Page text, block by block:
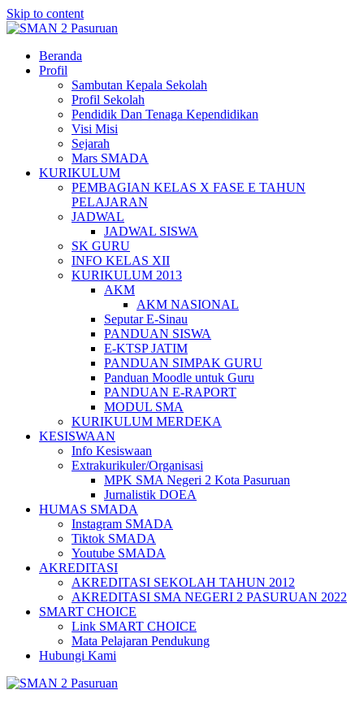
Skip to content
Beranda
Profil
Sambutan Kepala Sekolah
Profil Sekolah
Pendidik Dan Tenaga Kependidikan
Visi Misi
Sejarah
Mars SMADA
KURIKULUM
PEMBAGIAN KELAS X FASE E TAHUN
PELAJARAN
JADWAL
JADWAL SISWA
SK GURU
INFO KELAS XII
KURIKULUM 2013
AKM
AKM NASIONAL
Seputar E-Sinau
PANDUAN SISWA
E-KTSP JATIM
PANDUAN SIMPAK GURU
Panduan Moodle untuk Guru
PANDUAN E-RAPORT
MODUL SMA
KURIKULUM MERDEKA
KESISWAAN
Info Kesiswaan
Extrakurikuler/Organisasi
MPK SMA Negeri 2 Kota Pasuruan
Jurnalistik DOEA
HUMAS SMADA
Instagram SMADA
Tiktok SMADA
Youtube SMADA
AKREDITASI
AKREDITASI SEKOLAH TAHUN 2012
AKREDITASI SMA NEGERI 2 PASURUAN 2022
SMART CHOICE
Link SMART CHOICE
Mata Pelajaran Pendukung
Hubungi Kami